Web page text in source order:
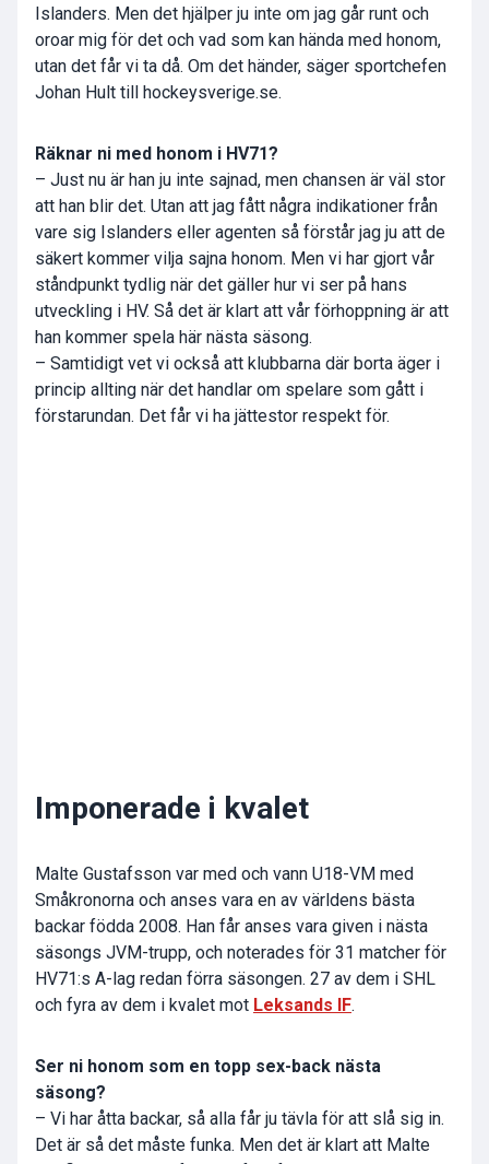
Islanders. Men det hjälper ju inte om jag går runt och
oroar mig för det och vad som kan hända med honom,
utan det får vi ta då. Om det händer, säger sportchefen
Johan Hult till hockeysverige.se.
Räknar ni med honom i HV71?
– Just nu är han ju inte sajnad, men chansen är väl stor
att han blir det. Utan att jag fått några indikationer från
vare sig Islanders eller agenten så förstår jag ju att de
säkert kommer vilja sajna honom. Men vi har gjort vår
ståndpunkt tydlig när det gäller hur vi ser på hans
utveckling i HV. Så det är klart att vår förhoppning är att
han kommer spela här nästa säsong.
– Samtidigt vet vi också att klubbarna där borta äger i
princip allting när det handlar om spelare som gått i
förstarundan. Det får vi ha jättestor respekt för.
Imponerade i kvalet
Malte Gustafsson var med och vann U18-VM med
Småkronorna och anses vara en av världens bästa
backar födda 2008. Han får anses vara given i nästa
säsongs JVM-trupp, och noterades för 31 matcher för
HV71:s A-lag redan förra säsongen. 27 av dem i SHL
och fyra av dem i kvalet mot Leksands IF.
Ser ni honom som en topp sex-back nästa
säsong?
– Vi har åtta backar, så alla får ju tävla för att slå sig in.
Det är så det måste funka. Men det är klart att Malte